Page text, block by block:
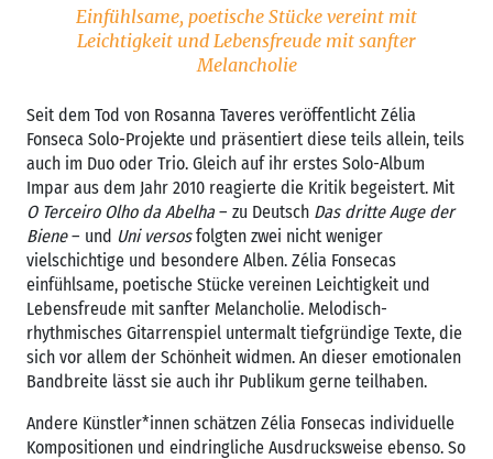
Einfühlsame, poetische Stücke vereint mit
Leichtigkeit und Lebensfreude mit sanfter
Melancholie
Seit dem Tod von Rosanna Taveres veröffentlicht Zélia
Fonseca Solo-Projekte und präsentiert diese teils allein, teils
auch im Duo oder Trio. Gleich auf ihr erstes Solo-Album
Impar aus dem Jahr 2010 reagierte die Kritik begeistert. Mit
O Terceiro Olho da Abelha – zu Deutsch Das dritte Auge der
Biene– und Uni versosfolgten zwei nicht weniger
vielschichtige und besondere Alben. Zélia Fonsecas
einfühlsame, poetische Stücke vereinen Leichtigkeit und
Lebensfreude mit sanfter Melancholie. Melodisch-
rhythmisches Gitarrenspiel untermalt tiefgründige Texte, die
sich vor allem der Schönheit widmen. An dieser emotionalen
Bandbreite lässt sie auch ihr Publikum gerne teilhaben.
Andere Künstler*innen schätzen Zélia Fonsecas individuelle
Kompositionen und eindringliche Ausdrucksweise ebenso. So